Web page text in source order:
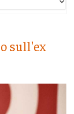
sull'ex